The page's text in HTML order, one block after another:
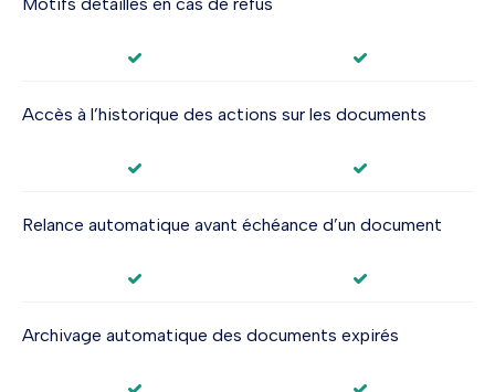
Accès à l’historique des actions sur les documents
Relance automatique avant échéance d’un document
Archivage automatique des documents expirés